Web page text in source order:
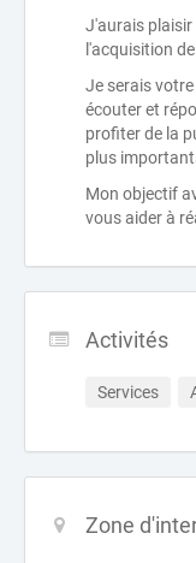
J'aurais plaisir
l'acquisition
Je serais
écouter et
profiter de la
plus
Mon objectif
vous aider à
Activités
Services
Zone